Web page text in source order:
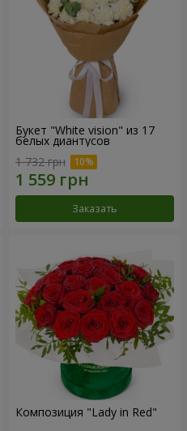
Букет "White vision" из 17
белых диантусов
1 732 грн
Заказать
Композиция "Lady in Red"